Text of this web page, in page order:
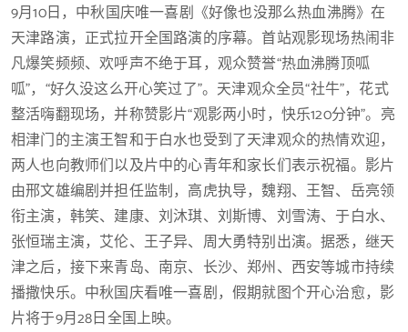
9月10日，中秋国庆唯一喜剧《好像也没那么热血沸腾》在
天津路演，正式拉开全国路演的序幕。首站观影现场热闹非
凡爆笑频频、欢呼声不绝于耳，观众赞誉“热血沸腾顶呱
呱”，“好久没这么开心笑过了”。天津观众全员“社牛”，花式
整活嗨翻现场，并称赞影片“观影两小时，快乐120分钟”。亮
相津门的主演王智和于白水也受到了天津观众的热情欢迎，
两人也向教师们以及片中的心青年和家长们表示祝福。影片
由邢文雄编剧并担任监制，高虎执导，魏翔、王智、岳亮领
衔主演，韩笑、建康、刘沐琪、刘斯博、刘雪涛、于白水、
张恒瑞主演，艾伦、王子异、周大勇特别出演。据悉，继天
津之后，接下来青岛、南京、长沙、郑州、西安等城市持续
播撒快乐。中秋国庆看唯一喜剧，假期就图个开心治愈，影
片将于9月28日全国上映。